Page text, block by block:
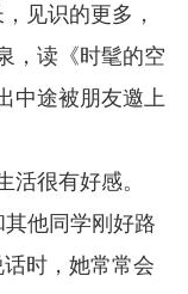
见识的更多，
，读《时髦的空
中途被朋友邀上
活很有好感。
他同学刚好路
时，她常常会